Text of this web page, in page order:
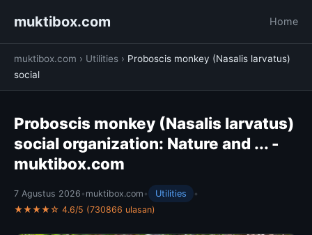
muktibox.com Home
muktibox.com › Utilities › Proboscis monkey (Nasalis larvatus)
social
Proboscis monkey (Nasalis larvatus)
social organization: Nature and ... -
muktibox.com
7 Agustus 2026 • muktibox.com • Utilities
•
★★★★☆ 4.6/5 (730866 ulasan)